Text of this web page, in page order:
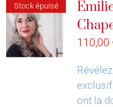
Stock épuisé
110,00
ont la